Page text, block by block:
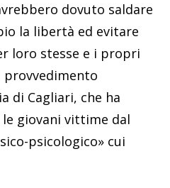
dovuto saldare
la libertà ed evitare
loro stesse e i propri
di Cagliari, che ha
giovani vittime dal
psicologico» cui